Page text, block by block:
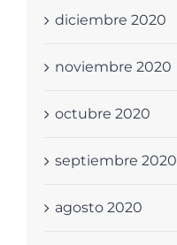
diciembre 2020
noviembre 2020
octubre 2020
septiembre 2020
agosto 2020